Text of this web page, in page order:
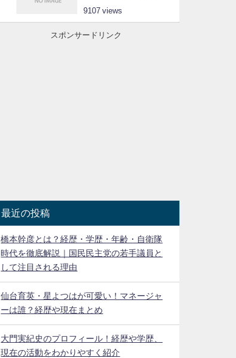
9107
スポンサードリンク
最近の投稿
橋本幹彦とは？経歴・学歴・年齢・自衛隊
時代を徹底解説｜国民民主党の若手議員と
して注目される理由
仙台育英・星よつはが可愛い！マネージャ
ーは誰？経歴や現在まとめ
大門実紀史のプロフィール！経歴や学歴、
現在の活動をわかりやすく紹介